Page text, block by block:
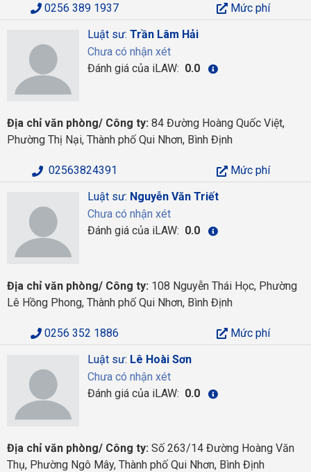
0256 389 1937
Mức phí
Luật sư: Trần Lâm Hải
Chưa có nhận xét
Đánh giá của iLAW: 0.0
Địa chỉ văn phòng/ Công ty: 84 Đường Hoàng Quốc Việt,
Phường Thị Nại, Thành phố Qui Nhơn, Bình Định
02563824391
Mức phí
Luật sư: Nguyễn Văn Triết
Chưa có nhận xét
Đánh giá của iLAW: 0.0
Địa chỉ văn phòng/ Công ty: 108 Nguyễn Thái Học, Phường
Lê Hồng Phong, Thành phố Qui Nhơn, Bình Định
0256 352 1886
Mức phí
Luật sư: Lê Hoài Sơn
Chưa có nhận xét
Đánh giá của iLAW: 0.0
Địa chỉ văn phòng/ Công ty: Số 263/14 Đường Hoàng Văn
Thụ, Phường Ngô Mây, Thành phố Qui Nhơn, Bình Định